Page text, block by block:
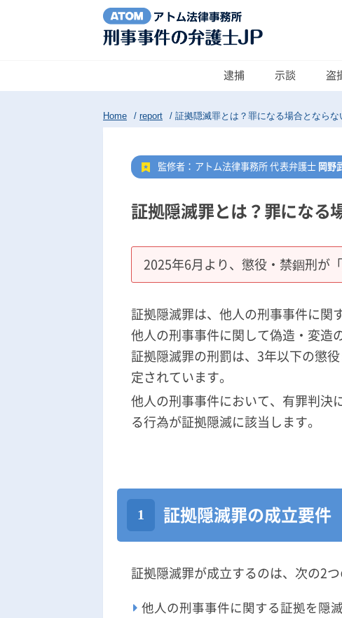
刑事
刑
刑
ア
逮捕 示談 盗
Home / report / 証拠隠滅罪とは？罪になる場合とならな
監修者：アトム法律事務所 代表弁護士 岡野
証拠隠滅罪とは？罪になる
2025年6月より、懲役・禁錮刑が「
証拠隠滅罪は、他人の刑事事件に関
他人の刑事事件に関して偽造・変造
証拠隠滅罪の刑罰は、3年以下の懲
定されています。
他人の刑事事件において、有罪判決
る行為が証拠隠滅に該当します。
証拠隠滅罪の成立要件
証拠隠滅罪が成立するのは、次の2
他人の刑事事件に関する証拠を隠